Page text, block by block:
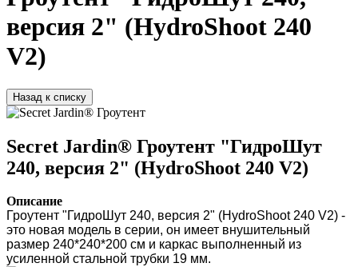
версия 2" (HydroShoot 240
V2)
Назад к списку
Secret Jardin® Гроутент "ГидроШут
240, версия 2" (HydroShoot 240 V2)
Описание
Гроутент "ГидроШут 240, версия 2" (HydroShoot 240 V2) -
это новая модель в серии, он имеет внушительный
размер 240*240*200 см и каркас выполненный из
усиленной стальной трубки 19 мм.